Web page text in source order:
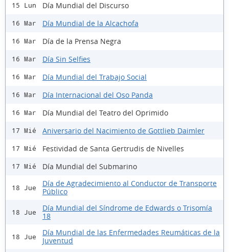
15 Lun Día Mundial del Discurso
16 Mar Día Mundial de la Alcachofa
16 Mar Día de la Prensa Negra
16 Mar Día Sin Selfies
16 Mar Día Mundial del Trabajo Social
16 Mar Día Internacional del Oso Panda
16 Mar Día Mundial del Teatro del Oprimido
17 Mié Aniversario del Nacimiento de Gottlieb Daimler
17 Mié Festividad de Santa Gertrudis de Nivelles
17 Mié Día Mundial del Submarino
18 Jue
Día de Agradecimiento al Conductor de Transporte
Público
18 Jue
Día Mundial del Síndrome de Edwards o Trisomía
18
18 Jue
Día Mundial de las Enfermedades Reumáticas de la
Juventud